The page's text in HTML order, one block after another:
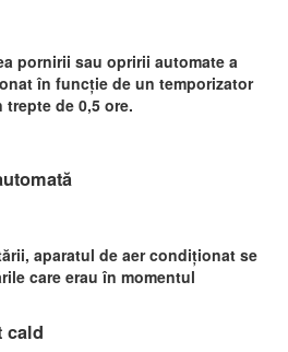
pornirii sau opririi automate a
în funcție de un temporizator
de 0,5 ore.
aparatul de aer condiționat se
care erau în momentul
cald